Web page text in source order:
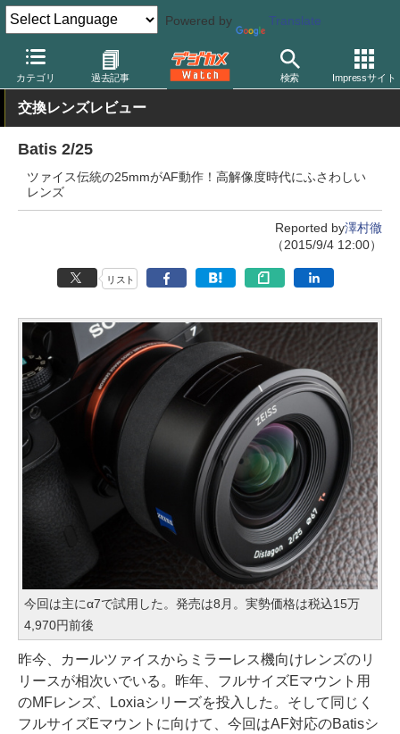
Powered by Translate
カテゴリ 過去記事 検索 Impressサイト
デジカメ Watch レンズ 交換レンズ その他
交換レンズレビュー
Batis 2/25
ツァイス伝統の25mmがAF動作！高解像度時代にふさわしい
レンズ
Reported by澤村徹
（2015/9/4 12:00）
リスト
今回は主にα7で試用した。発売は8月。実勢価格は税込15万
4,970円前後
昨今、カールツァイスからミラーレス機向けレンズのリ
リースが相次いでいる。昨年、フルサイズEマウント用
のMFレンズ、Loxiaシリーズを投入した。そして同じく
フルサイズEマウントに向けて、今回はAF対応のBatisシ